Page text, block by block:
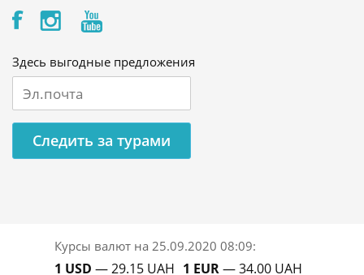
Здесь выгодные предложения
Следить за турами
Курсы валют на 25.09.2020 08:09:
1 USD — 29.15 UAH 1 EUR— 34.00 UAH